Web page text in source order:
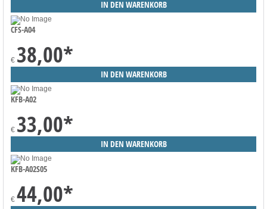
CFS-A04
€ 38,00*
KFB-A02
€ 33,00*
KFB-A02S05
€ 44,00*